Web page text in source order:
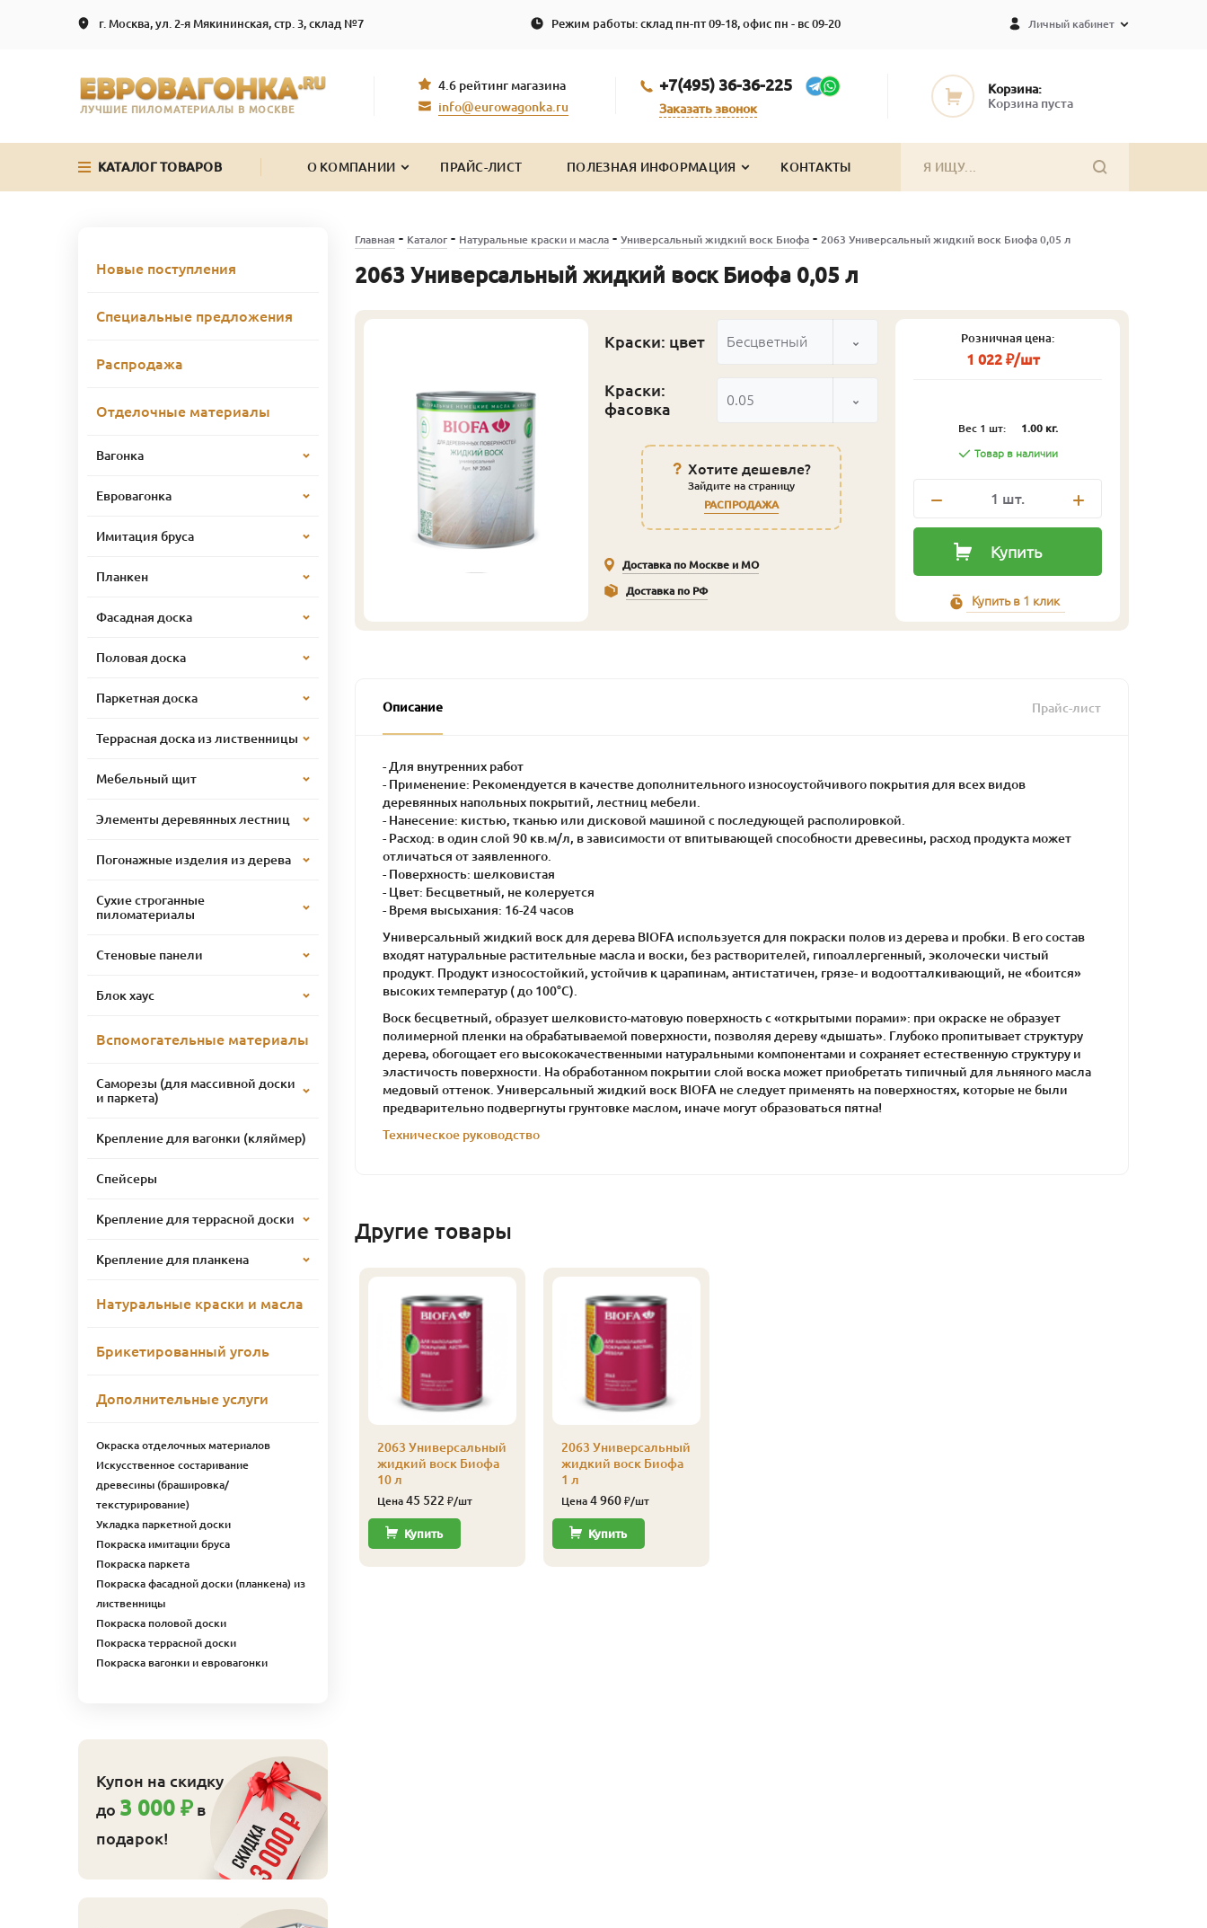
г. Москва, ул. 2-я Мякининская, стр. 3, склад №7 Режим работы: склад пн-пт 09-18, офис пн - вс 09-20 Личный кабинет
ЛУЧШИЕ ПИЛОМАТЕРИАЛЫ В МОСКВЕ
4.6 рейтинг магазина
info@eurowagonka.ru
+7(495) 36-36-225
Заказать звонок
Корзина:
Корзина пуста
КАТАЛОГ ТОВАРОВ О КОМПАНИИ ПРАЙС-ЛИСТ ПОЛЕЗНАЯ ИНФОРМАЦИЯ КОНТАКТЫ
Главная - Каталог- Натуральные краски и масла- Универсальный жидкий воск Биофа- 2063 Универсальный жидкий воск Биофа 0,05 л
2063 Универсальный жидкий воск Биофа 0,05 л
Краски: цвет Бесцветный
Краски:
фасовка
0.05
Хотите дешевле?
Зайдите на страницу
РАСПРОДАЖА
Доставка по Москве и МО
Доставка по РФ
Розничная цена:
1 022 ₽/шт
Вес 1 шт: 1.00 кг.
Товар в наличии
1 шт.
Купить
Купить в 1 клик
Описание Прайс-лист
- Для внутренних работ
- Применение: Рекомендуется в качестве дополнительного износоустойчивого покрытия для всех видов
деревянных напольных покрытий, лестниц мебели.
- Нанесение: кистью, тканью или дисковой машиной с последующей располировкой.
- Расход: в один слой 90 кв.м/л, в зависимости от впитывающей способности древесины, расход продукта может
отличаться от заявленного.
- Поверхность: шелковистая
- Цвет: Бесцветный, не колеруется
- Время высыхания: 16-24 часов
Универсальный жидкий воск для дерева BIOFA используется для покраски полов из дерева и пробки. В его состав
входят натуральные растительные масла и воски, без растворителей, гипоаллергенный, эколочески чистый
продукт. Продукт износостойкий, устойчив к царапинам, антистатичен, грязе- и водоотталкивающий, не «боится»
высоких температур ( до 100°С).
Воск бесцветный, образует шелковисто-матовую поверхность с «открытыми порами»: при окраске не образует
полимерной пленки на обрабатываемой поверхности, позволяя дереву «дышать». Глубоко пропитывает структуру
дерева, обогощает его высококачественными натуральными компонентами и сохраняет естественную структуру и
эластичость поверхности. На обработанном покрытии слой воска может приобретать типичный для льняного масла
медовый оттенок. Универсальный жидкий воск BIOFA не следует применять на поверхностях, которые не были
предварительно подвергнуты грунтовке маслом, иначе могут образоваться пятна!
Техническое руководство
Другие товары
2063 Универсальный
жидкий воск Биофа
10 л
Цена 45 522 ₽/шт
Купить
2063 Универсальный
жидкий воск Биофа
1 л
Цена 4 960₽/шт
Купить
Новые поступления
Специальные предложения
Распродажа
Отделочные материалы
Вагонка
Евровагонка
Имитация бруса
Планкен
Фасадная доска
Половая доска
Паркетная доска
Террасная доска из лиственницы
Мебельный щит
Элементы деревянных лестниц
Погонажные изделия из дерева
Сухие строганные
пиломатериалы
Стеновые панели
Блок хаус
Вспомогательные материалы
Саморезы (для массивной доски
и паркета)
Крепление для вагонки (кляймер)
Спейсеры
Крепление для террасной доски
Крепление для планкена
Натуральные краски и масла
Брикетированный уголь
Дополнительные услуги
Окраска отделочных материалов
Искусственное состаривание
древесины (брашировка/
текстурирование)
Укладка паркетной доски
Покраска имитации бруса
Покраска паркета
Покраска фасадной доски (планкена) из
лиственницы
Покраска половой доски
Покраска террасной доски
Покраска вагонки и евровагонки
Купон на скидку
до 3 000 ₽ в
подарок!